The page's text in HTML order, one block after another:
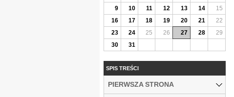
9
10 11 12 13 14
15
16
17 18 19 20 21
22
23
24 25 26 27 28
29
30
31
SPIS TREŚCI
PIERWSZA STRONA